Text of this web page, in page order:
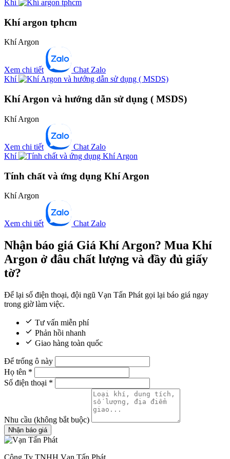
Khí
Khí argon tphcm
Khí Argon
Xem chi tiết
Chat Zalo
Khí
Khí Argon và hướng dẫn sử dụng ( MSDS)
Khí Argon
Xem chi tiết
Chat Zalo
Khí
Tính chất và ứng dụng Khí Argon
Khí Argon
Xem chi tiết Chat Zalo
Nhận báo giá Giá Khí Argon? Mua Khí
Argon ở đâu chất lượng và đầy đủ giấy
tờ?
Để lại số điện thoại, đội ngũ Vạn Tấn Phát gọi lại báo giá ngay
trong giờ làm việc.
Tư vấn miễn phí
Phản hồi nhanh
Giao hàng toàn quốc
Để trống ô này
Họ tên *
Số điện thoại *
Nhu cầu (không bắt buộc)
Nhận báo giá